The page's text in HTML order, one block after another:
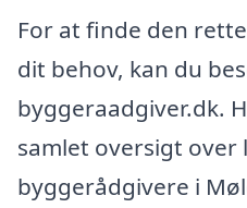
For at finde den
dit behov, kan du
byggeraadgiver.dk.
samlet oversigt over
byggerådgivere i